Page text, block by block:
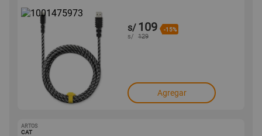
s/ 109 -15%
s/ 129
Agregar
ARTOS
CAT